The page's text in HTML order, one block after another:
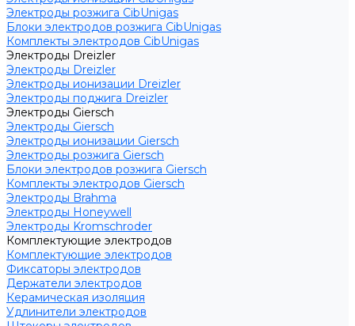
Электроды розжига CibUnigas
Блоки электродов розжига CibUnigas
Комплекты электродов CibUnigas
Электроды Dreizler
Электроды Dreizler
Электроды ионизации Dreizler
Электроды поджига Dreizler
Электроды Giersch
Электроды Giersch
Электроды ионизации Giersch
Электроды розжига Giersch
Блоки электродов розжига Giersch
Комплекты электродов Giersch
Электроды Brahma
Электроды Honeywell
Электроды Kromschroder
Комплектующие электродов
Комплектующие электродов
Фиксаторы электродов
Держатели электродов
Керамическая изоляция
Удлинители электродов